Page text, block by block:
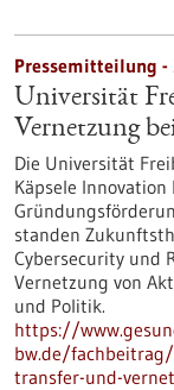
Pressemitteilung -
Universität
Vernetzung
Die Universität
Käpsele
standen
Cybersecurity und
Vernetzung von
und Politik.
https://
bw.de/
transfer-und-